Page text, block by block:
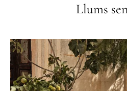
Llums